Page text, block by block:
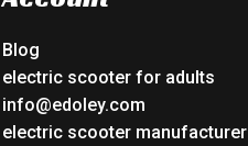
Blog
electric scooter for adults
info@edoley.com
electric scooter manufacturer